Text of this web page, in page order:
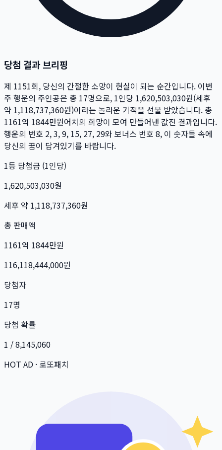
당첨 결과 브리핑
제 1151회, 당신의 간절한 소망이 현실이 되는 순간입니다. 이번
주 행운의 주인공은 총 17명으로, 1인당 1,620,503,030원(세후
약 1,118,737,360원)이라는 놀라운 기적을 선물 받았습니다. 총
1161억 1844만원어치의 희망이 모여 만들어낸 값진 결과입니다.
행운의 번호 2, 3, 9, 15, 27, 29와 보너스 번호 8, 이 숫자들 속에
당신의 꿈이 담겨있기를 바랍니다.
1등 당첨금 (1인당)
1,620,503,030원
세후 약 1,118,737,360원
총 판매액
1161억 1844만원
116,118,444,000원
당첨자
17명
당첨 확률
1 / 8,145,060
HOT AD · 로또패치